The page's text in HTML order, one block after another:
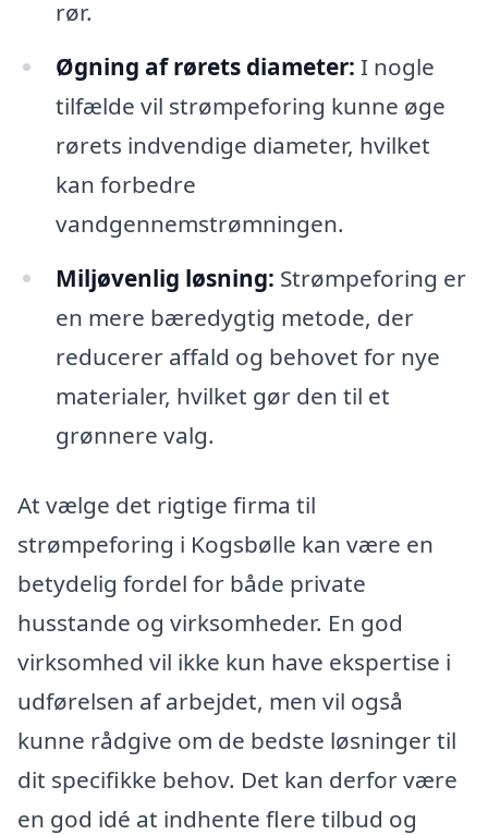
rør.
Øgning af rørets diameter: I nogle
tilfælde vil strømpeforing kunne øge
rørets indvendige diameter, hvilket
kan forbedre
vandgennemstrømningen.
Miljøvenlig løsning: Strømpeforing er
en mere bæredygtig metode, der
reducerer affald og behovet for nye
materialer, hvilket gør den til et
grønnere valg.
At vælge det rigtige firma til
strømpeforing i Kogsbølle kan være en
betydelig fordel for både private
husstande og virksomheder. En god
virksomhed vil ikke kun have ekspertise i
udførelsen af arbejdet, men vil også
kunne rådgive om de bedste løsninger til
dit specifikke behov. Det kan derfor være
en god idé at indhente flere tilbud og